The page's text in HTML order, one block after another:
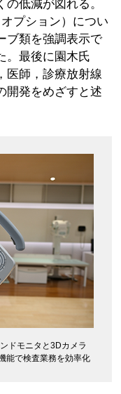
低減が図れる。
プション）につい
ブ類を強調表示で
。最後に園木氏
医師，診療放射線
開発をめざすと述
ドモニタと3Dカメラ
能で検査業務を効率化